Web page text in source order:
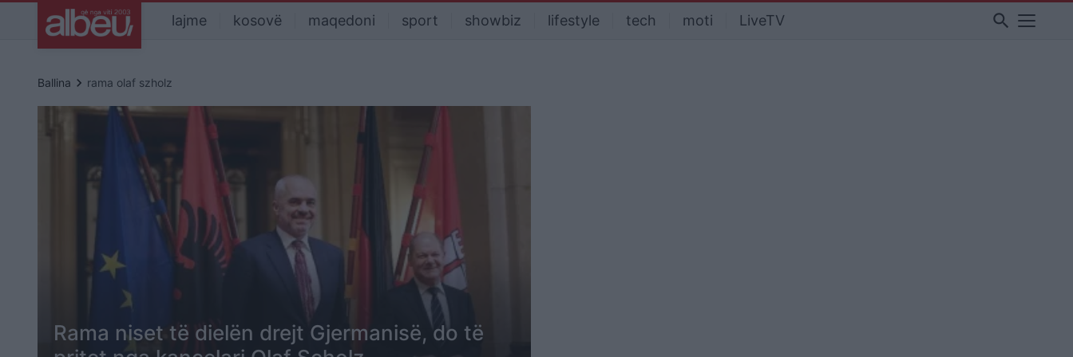
lajme kosovë maqedoni sport showbiz lifestyle tech moti LiveTV search
Ballina keyboard_arrow_right rama olaf szholz
Rama niset të dielën drejt Gjermanisë, do të